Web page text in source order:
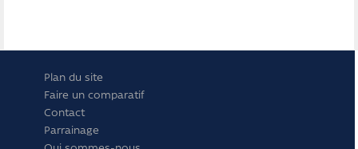
Plan du site
Faire un comparatif
Contact
Parrainage